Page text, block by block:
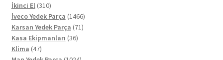
İkinci El 310310
ürün
İveco Yedek Parça 14661466
ürün
Karsan Yedek Parça 7171
Kasa Ekipmanları 3636
Klima 4747